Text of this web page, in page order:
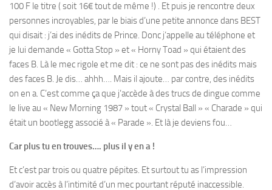
100 F le titre ( soit 16€ tout de même !) . Et puis je rencontre deux
personnes incroyables, par le biais d’une petite annonce dans BEST
qui disait : j’ai des inédits de Prince. Donc j’appelle au téléphone et
je lui demande « Gotta Stop » et « Horny Toad » qui étaient des
faces B. Là le mec rigole et me dit : ce ne sont pas des inédits mais
des faces B. Je dis… ahhh…. Mais il ajoute… par contre, des inédits
on en a. C’est comme ça que j’accède à des trucs de dingue comme
le live au « New Morning 1987 » tout « Crystal Ball » « Charade » qui
était un bootlegg associé à « Parade ». Et là je deviens fou…
Car plus tu en trouves…. plus il y en a !
Et c’est par trois ou quatre pépites. Et surtout tu as l’impression
d’avoir accès à l’intimité d’un mec pourtant réputé inaccessible.